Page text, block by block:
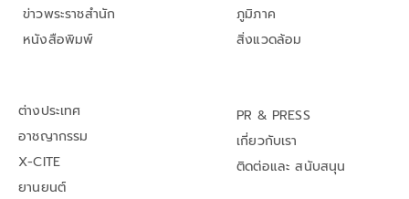
ข่าวพระราชสำนัก
หนังสือพิมพ์
ภูมิภาค
สิ่งแวดล้อม
ต่างประเทศ
อาชญากรรม
X-CITE
ยานยนต์
PR & PRESS
เกี่ยวกับเรา
ติดต่อและ สนับสนุน